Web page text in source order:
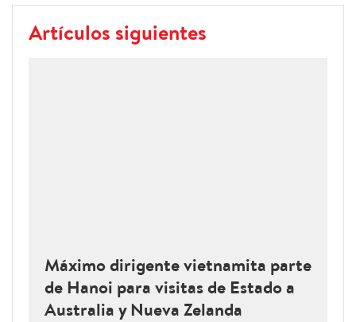
Artículos siguientes
Máximo dirigente vietnamita parte
de Hanoi para visitas de Estado a
Australia y Nueva Zelanda